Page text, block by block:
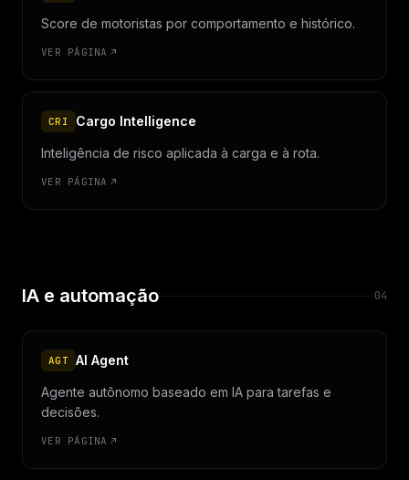
Score de motoristas por comportamento e histórico.
VER PÁGINA
CRI Cargo Intelligence
Inteligência de risco aplicada à carga e à rota.
VER PÁGINA
IA e automação 04
AGT AI Agent
Agente autônomo baseado em IA para tarefas e
decisões.
VER PÁGINA